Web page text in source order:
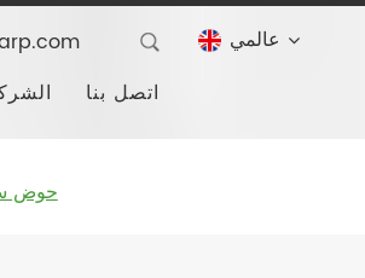
عالمي
اتصل بنا
حوض